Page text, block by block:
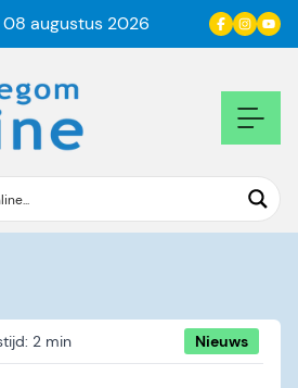
augustus 2026
Nieuws